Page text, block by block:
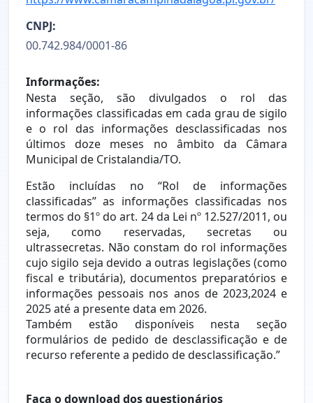
CNPJ:
00.742.984/0001-86
Informações:
Nesta seção, são divulgados o rol das
informações classificadas em cada grau de sigilo
e o rol das informações desclassificadas nos
últimos doze meses no âmbito da Câmara
Municipal de Cristalandia/TO.
Estão incluídas no “Rol de informações
classificadas” as informações classificadas nos
termos do §1º do art. 24 da Lei nº 12.527/2011, ou
seja, como reservadas, secretas ou
ultrassecretas. Não constam do rol informações
cujo sigilo seja devido a outras legislações (como
fiscal e tributária), documentos preparatórios e
informações pessoais nos anos de 2023,2024 e
2025 até a presente data em 2026.
Também estão disponíveis nesta seção
formulários de pedido de desclassificação e de
recurso referente a pedido de desclassificação.”
Faça o download dos questionários